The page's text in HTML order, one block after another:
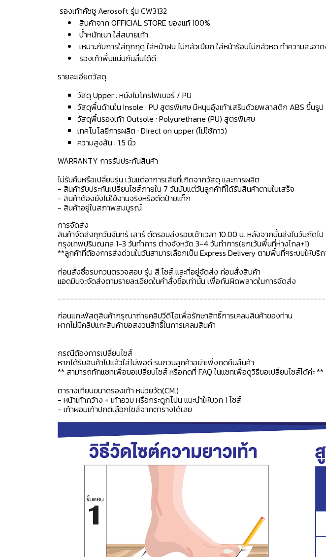
️ รองเท้าคัชชู Aerosoft รุ่น CW3132
สินค้าจาก OFFICIAL STORE ของแท้ 100%
น้ำหนักเบา ใส่สบายเท้า
เหมาะกับการใส่ทุกฤดู ใส่หน้าฝน ไม่กลัวเปียก ใส่หน้าร้อนไม่กลัวหด ทำความสะอา
รองเท้าพื้นแน่นกันลื่นได้ดี
รายละเอียดวัสดุ
วัสดุ Upper : หนังไมโครไฟเบอร์ / PU
วัสดุพื้นด้านใน Insole : PU สูตรพิเศษ มีหนุนอุ้งเท้าเสริมด้วยพลาสติก ABS ขึ้นรูป
วัสดุพื้นรองเท้า Outsole : Polyurethane (PU) สูตรพิเศษ
เทคโนโลยีการผลิต : Direct on upper (ไม่ใช้กาว)
ความสูงส้น : 1.5 นิ้ว
WARRANTY การรับประกันสินค้า
ไม่รับคืนหรือเปลี่ยนรุ่น เว้นแต่อาการเสียที่เกิดจากวัสดุ และการผลิต
- สินค้ารับประกันเปลี่ยนไซส์ภายใน 7 วันนับแต่วันลูกค้าที่ได้รับสินค้าตามใบเสร็จ
- สินค้าต้องยังไม่ใช้งานจริงหรือตัดป้ายแท็ก
- สินค้าอยู่ในสภาพสมบูรณ์
การจัดส่ง
สินค้าจัดส่งทุกวันจันทร์ เสาร์ ตัดรอบส่งรอบเช้าเวลา 10.00 น. หลังจากนั้นส่งในวันถัดไป
กรุงเทพปริมณฑล 1-3 วันทำการ ต่างจังหวัด 3-4 วันทำการ(ยกเว้นพื้นที่ห่างไกล+1)
**ลูกค้าที่ต้องการส่งด่วนในวันสามารเลือกเป็น Express Delivery ตามพื้นที่ๆระบบให้บริ
ก่อนสั่งซื้อรบกวนตรวจสอบ รุ่น สี ไซส์ และที่อยู่จัดส่ง ก่อนสั่งสินค้า
แอดมินจะจัดส่งตามรายละเอียดในคำสั่งซื้อเท่านั้น เพื่อกันผิดพลาดในการจัดส่ง
ก่อนแกะพัสดุสินค้ากรุณาถ่ายคลิปวีดีโอเพื่อรักษาสิทธิ์การเคลมสินค้าของท่าน
หากไม่มีคลิปแกะสินค้าขอสงวนสิทธิ์ในการเคลมสินค้า
กรณีต้องการเปลี่ยนไซส์
หากได้รับสินค้าไปแล้วใส่ไม่พอดี รบกวนลูกค้าอย่าเพิ่งกดคืนสืนค้า
** สามารถทักแชทเพื่อขอเปลี่ยนไซส์ หรือกดที่ FAQ ในแชทเพื่อดูวิธีขอเปลี่ยนไซส์ได้ค่ะ **
ตารางเทียบขนาดรองเท้า หน่วยวัด(CM.)
- หน้าเท้ากว้าง + เท้าอวบ หรือกระดูกโปน แนะนำให้บวก 1 ไซส์
- เท้าผอมเท้าปกติเลือกไซส์จากตารางได้เลย